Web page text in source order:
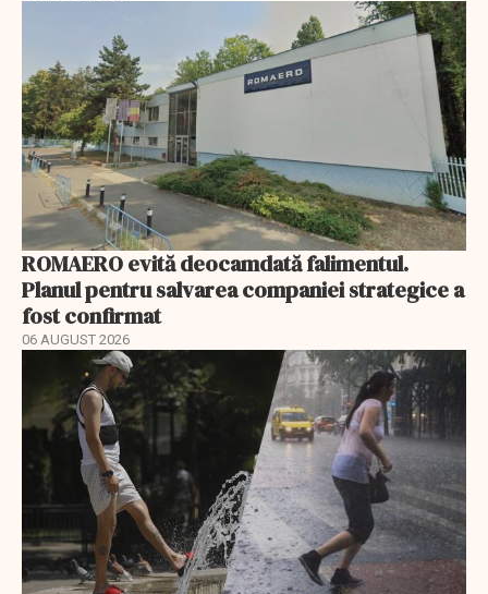
ROMAERO evită deocamdată falimentul.
Planul pentru salvarea companiei strategice a
fost confirmat
06 AUGUST 2026